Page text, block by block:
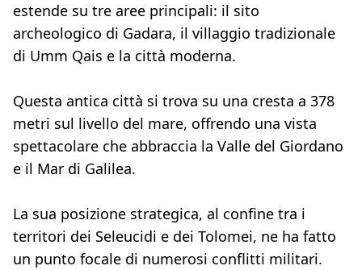
estende su tre aree principali: il sito
archeologico di Gadara, il villaggio tradizionale
di Umm Qais e la città moderna.
Questa antica città si trova su una cresta a 378
metri sul livello del mare, offrendo una vista
spettacolare che abbraccia la Valle del Giordano
e il Mar di Galilea.
La sua posizione strategica, al confine tra i
territori dei Seleucidi e dei Tolomei, ne ha fatto
un punto focale di numerosi conflitti militari.